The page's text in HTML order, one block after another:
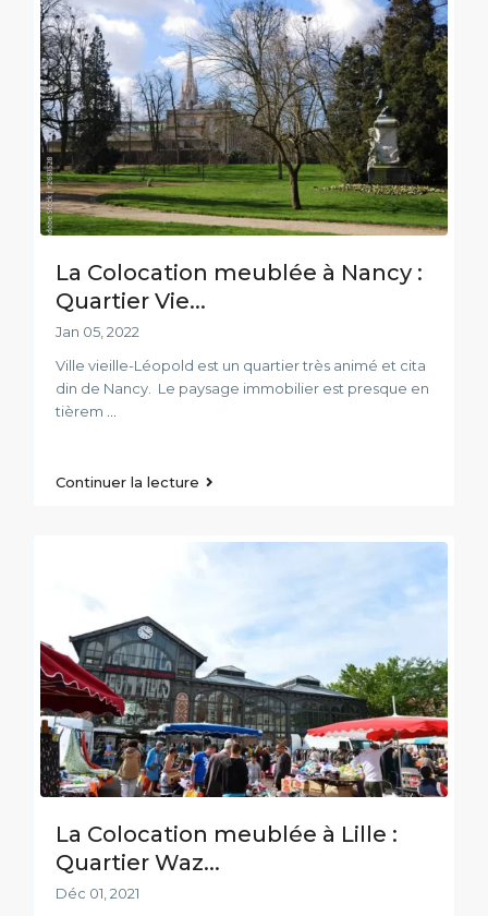
La Colocation meublée à Nancy :
Quartier Vie...
Jan 05, 2022
Ville vieille-Léopold est un quartier très animé et cita
din de Nancy. Le paysage immobilier est presque en
tièrem
Continuer la lecture
La Colocation meublée à Lille :
Quartier Waz...
Déc 01, 2021